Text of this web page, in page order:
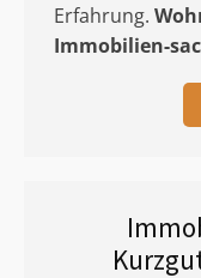
Erfahrung.
Immobilien-